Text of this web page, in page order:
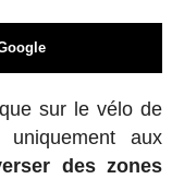
sur le vélo de
aux
des zones